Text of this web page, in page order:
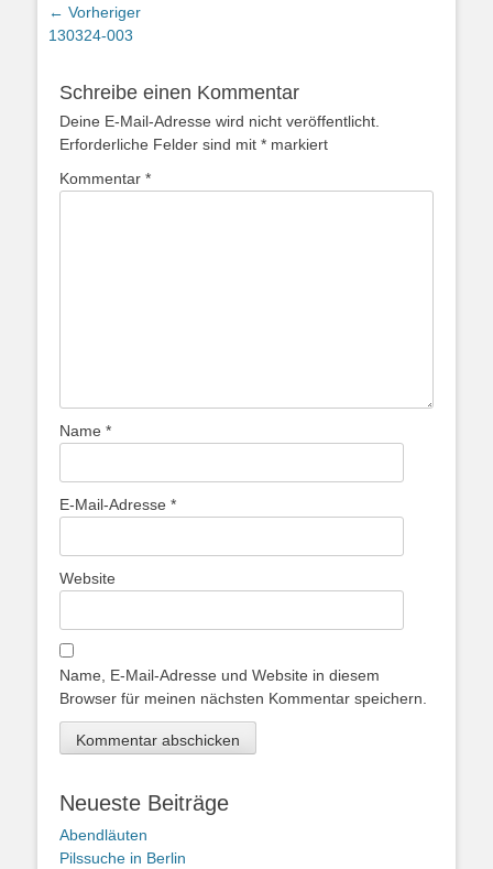
Beitragsnavigation
← Vorheriger
Vorheriger
130324-003
Schreibe einen Kommentar
Deine E-Mail-Adresse wird nicht veröffentlicht.
Erforderliche Felder sind mit * markiert
Kommentar *
Name *
E-Mail-Adresse *
Website
Name, E-Mail-Adresse und Website in diesem
Browser für meinen nächsten Kommentar speichern.
Neueste Beiträge
Abendläuten
Pilssuche in Berlin